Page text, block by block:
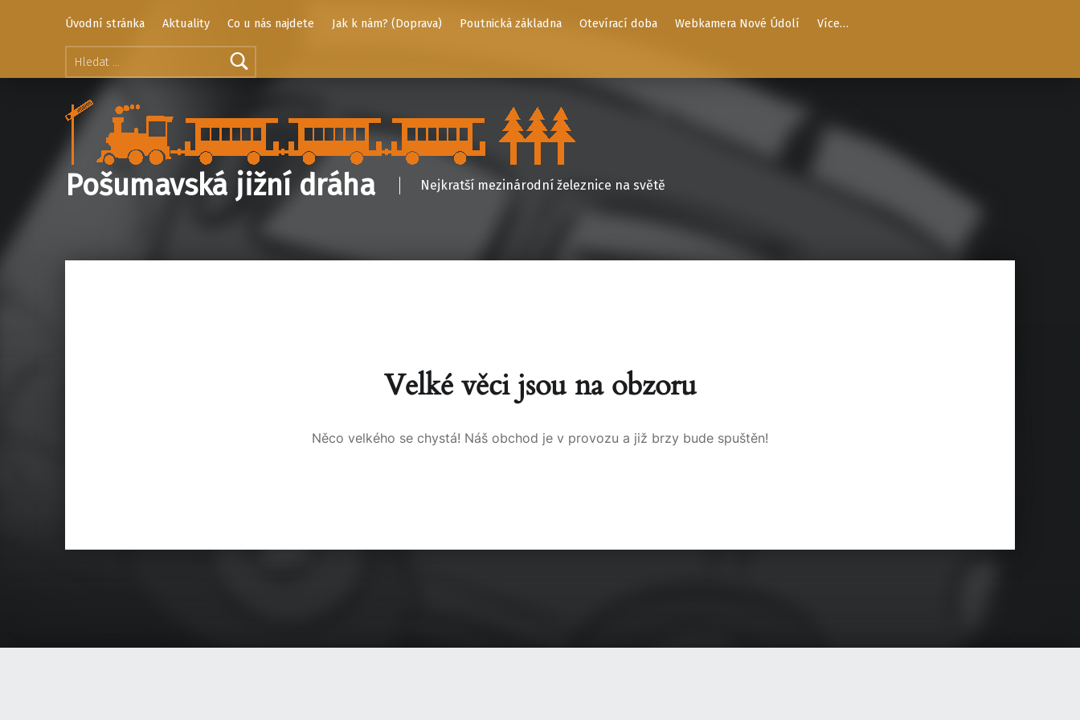
Vyhledávání
Úvodní stránka Aktuality Co u nás najdete Jak k nám? (Doprava) Poutnická základna Otevírací doba Webkamera Nové Údolí Více…
Pošumavská jižní dráha Nejkratší mezinárodní železnice na světě
Velké věci jsou na obzoru
Něco velkého se chystá! Náš obchod je v provozu a již brzy bude spuštěn!